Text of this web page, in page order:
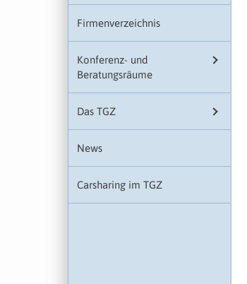
Firmenverzeichnis
Konferenz- und
Beratungsräume
Das TGZ
News
Carsharing im TGZ